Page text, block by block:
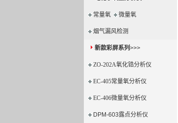
常量氧 微量氧
烟气漏风检测
新款彩屏系列>>>
ZO-202A氧化锆分析仪
EC-405常量氧分析仪
EC-406微量氧分析仪
DPM-603露点分析仪